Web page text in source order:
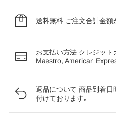
送料無料 ご注文合計金額
お支払い方法 クレジット
Maestro, American
返品について 商品到着日
付けております。